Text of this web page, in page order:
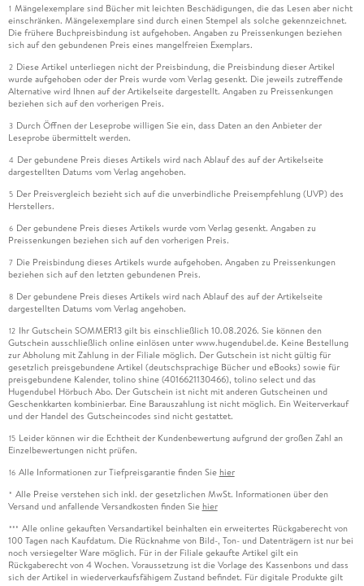
1 Mängelexemplare sind Bücher mit leichten Beschädigungen, die das Lesen aber nicht
einschränken. Mängelexemplare sind durch einen Stempel als solche gekennzeichnet.
Die frühere Buchpreisbindung ist aufgehoben. Angaben zu Preissenkungen beziehen
sich auf den gebundenen Preis eines mangelfreien Exemplars.
2 Diese Artikel unterliegen nicht der Preisbindung, die Preisbindung dieser Artikel
wurde aufgehoben oder der Preis wurde vom Verlag gesenkt. Die jeweils zutreffende
Alternative wird Ihnen auf der Artikelseite dargestellt. Angaben zu Preissenkungen
beziehen sich auf den vorherigen Preis.
3 Durch Öffnen der Leseprobe willigen Sie ein, dass Daten an den Anbieter der
Leseprobe übermittelt werden.
4 Der gebundene Preis dieses Artikels wird nach Ablauf des auf der Artikelseite
dargestellten Datums vom Verlag angehoben.
5 Der Preisvergleich bezieht sich auf die unverbindliche Preisempfehlung (UVP) des
Herstellers.
6 Der gebundene Preis dieses Artikels wurde vom Verlag gesenkt. Angaben zu
Preissenkungen beziehen sich auf den vorherigen Preis.
7 Die Preisbindung dieses Artikels wurde aufgehoben. Angaben zu Preissenkungen
beziehen sich auf den letzten gebundenen Preis.
8 Der gebundene Preis dieses Artikels wird nach Ablauf des auf der Artikelseite
dargestellten Datums vom Verlag angehoben.
12 Ihr Gutschein SOMMER13 gilt bis einschließlich 10.08.2026. Sie können den
Gutschein ausschließlich online einlösen unter www.hugendubel.de. Keine Bestellung
zur Abholung mit Zahlung in der Filiale möglich. Der Gutschein ist nicht gültig für
gesetzlich preisgebundene Artikel (deutschsprachige Bücher und eBooks) sowie für
preisgebundene Kalender, tolino shine (4016621130466), tolino select und das
Hugendubel Hörbuch Abo. Der Gutschein ist nicht mit anderen Gutscheinen und
Geschenkkarten kombinierbar. Eine Barauszahlung ist nicht möglich. Ein Weiterverkauf
und der Handel des Gutscheincodes sind nicht gestattet.
15 Leider können wir die Echtheit der Kundenbewertung aufgrund der großen Zahl an
Einzelbewertungen nicht prüfen.
16 Alle Informationen zur Tiefpreisgarantie finden Sie hier
* Alle Preise verstehen sich inkl. der gesetzlichen MwSt. Informationen über den
Versand und anfallende Versandkosten finden Sie hier
*** Alle online gekauften Versandartikel beinhalten ein erweitertes Rückgaberecht von
100 Tagen nach Kaufdatum. Die Rücknahme von Bild-, Ton- und Datenträgern ist nur bei
noch versiegelter Ware möglich. Für in der Filiale gekaufte Artikel gilt ein
Rückgaberecht von 4 Wochen. Voraussetzung ist die Vorlage des Kassenbons und dass
sich der Artikel in wiederverkaufsfähigem Zustand befindet. Für digitale Produkte gilt